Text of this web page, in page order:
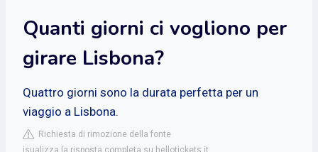
Quanti giorni ci vogliono per
girare Lisbona?
Quattro giorni sono la durata perfetta per un
viaggio a Lisbona.
Richiesta di rimozione della fonte
isualizza la risposta completa su hellotickets.it